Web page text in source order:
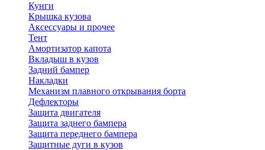
Кунги
Крышка кузова
Аксессуары и прочее
Тент
Амортизатор капота
Вкладыш в кузов
Задний бампер
Накладки
Механизм плавного открывания борта
Дефлекторы
Защита двигателя
Защита заднего бампера
Защита переднего бампера
Защитные дуги в кузов